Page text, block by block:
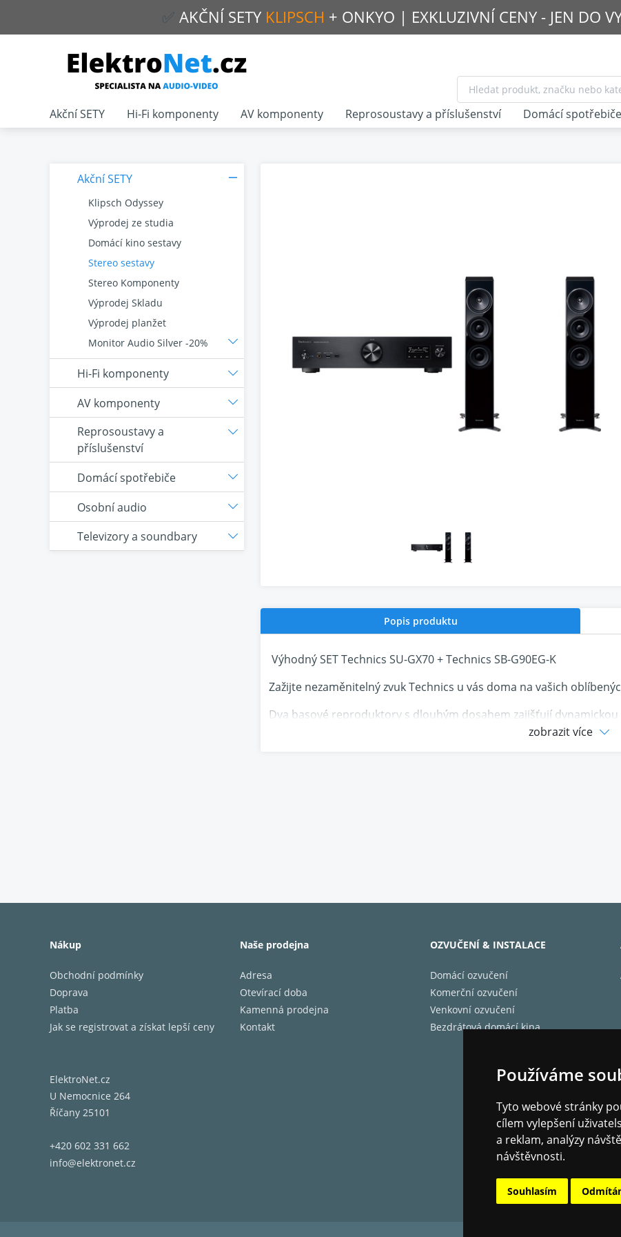
Používáme
Tyto webové stránky
cílem vylepšení
a reklam, analýzy
návštěvnosti.
Souhlasím
✅ AKČNÍ SETY KLIPSCH + ONKYO | EXKLUZIVNÍ CENY - JEN DO
Popis produktu
Výhodný SET Technics SU-GX70 + Technics SB-G90EG-K
Zažijte nezaměnitelný zvuk Technics u vás doma na vašich
Dva basové reproduktory s dlouhým dosahem zajišťují
bassreflexu; Pro středotónovou a vysokofrekvenční větev se
zobrazit více
Akční SETY
Klipsch Odyssey
Výprodej ze studia
Domácí kino sestavy
Stereo sestavy
Stereo Komponenty
Výprodej Skladu
Výprodej planžet
Monitor Audio Silver -20%
Hi-Fi komponenty
AV komponenty
Reprosoustavy a
příslušenství
Domácí spotřebiče
Osobní audio
Televizory a soundbary
Akční SETY Hi-Fi komponenty AV komponenty Reprosoustavy a příslušenství Domácí spotřebiče
Nákup
Obchodní podmínky
Doprava
Platba
Jak se registrovat a získat lepší ceny
Naše prodejna
Adresa
Otevírací doba
Kamenná prodejna
Kontakt
OZVUČENÍ & INSTALACE
Domácí ozvučení
Komerční ozvučení
Venkovní ozvučení
Bezdrátová domácí kina
ElektroNet.cz
U Nemocnice 264
Říčany 25101
+420 602 331 662
info@elektronet.cz